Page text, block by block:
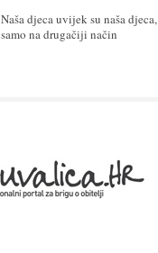
Naša djeca uvijek su naša djeca,
samo na drugačiji način